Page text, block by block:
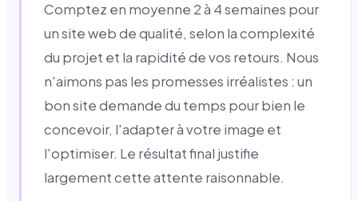
Comptez en moyenne 2 à 4 semaines pour
un site web de qualité, selon la complexité
du projet et la rapidité de vos retours. Nous
n'aimons pas les promesses irréalistes : un
bon site demande du temps pour bien le
concevoir, l'adapter à votre image et
l'optimiser. Le résultat final justifie
largement cette attente raisonnable.